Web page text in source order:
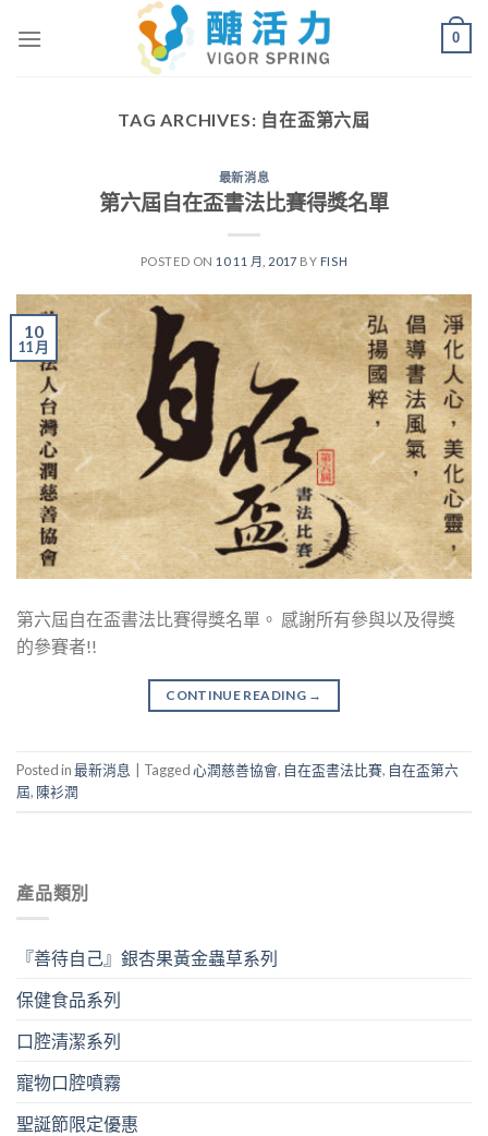
0
TAG ARCHIVES: 自在盃第六屆
最新消息
第六屆自在盃書法比賽得獎名單
POSTED ON 10 11 月, 2017 BY FISH
10
11 月
第六屆自在盃書法比賽得獎名單。 感謝所有參與以及得獎
的參賽者!!
CONTINUE READING →
Posted in最新消息 Tagged心潤慈善協會, 自在盃書法比賽, 自在盃第六
屆, 陳衫潤
產品類別
『善待自己』銀杏果黃金蟲草系列
保健食品系列
口腔清潔系列
寵物口腔噴霧
聖誕節限定優惠